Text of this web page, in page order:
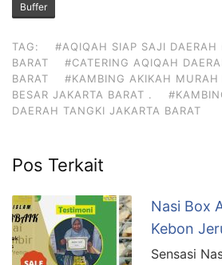
Buffer
TAG:
#AQIQAH SIAP SAJI DAERAH
BARAT
#CATERING AQIQAH
BARAT
#KAMBING AKIKAH
BESAR JAKARTA BARAT .
DAERAH TANGKI JAKARTA BARAT
Pos Terkait
Nasi Box
Kebon
Sensasi